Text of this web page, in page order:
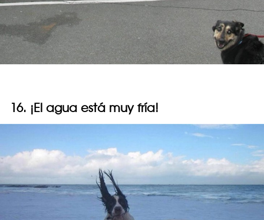
16. ¡El agua está muy fría!